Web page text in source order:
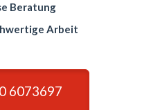
Beratung
Arbeit
6073697